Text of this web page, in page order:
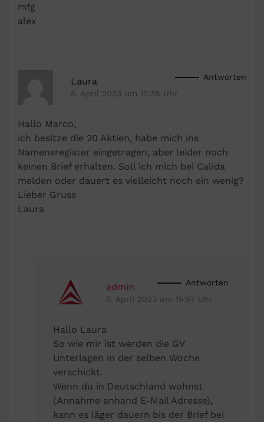
mfg
alex
Laura
5. April 2023 um 15:38 Uhr
Antworten
Hallo Marco,
ich besitze die 20 Aktien, habe mich ins
Namensregister eingetragen, aber leider noch
keinen Brief erhalten. Soll ich mich bei Calida
melden oder dauert es vielleicht noch ein wenig?
Lieber Gruss
Laura
admin
5. April 2023 um 15:57 Uhr
Antworten
Hallo Laura
So wie mir ist werden die GV
Unterlagen in der selben Woche
verschickt.
Wenn du in Deutschland wohnst
(Annahme anhand E-Mail Adresse),
kann es läger dauern bis der Brief bei